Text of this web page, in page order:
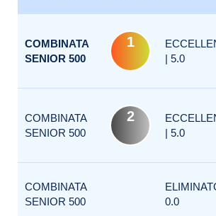
COMBINATA
SENIOR 500
1
| 5.0
COMBINATA
SENIOR 500
2
| 5.0
COMBINATA
SENIOR 500
0.0